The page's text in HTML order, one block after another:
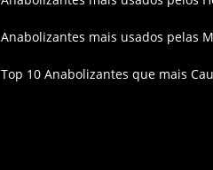
Anabolizantes mais usados pelas
Top 10 Anabolizantes que mais